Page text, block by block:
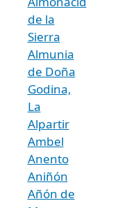
de la
Sierra
Almunia
de Doña
Godina,
La
Alpartir
Ambel
Anento
Aniñón
Añón de